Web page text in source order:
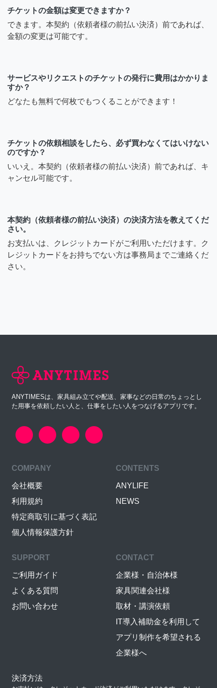
チケットの金額は変更できますか？
できます。本契約（依頼者様の前払い決済）前であれば、
金額の変更は可能です。
サービスやリクエストのチケットの発行に費用はかかりま
すか？
どなたも無料で何枚でもつくることができます！
チケットの依頼相談をしたら、必ず買わなくてはいけない
のですか？
いいえ。本契約（依頼者様の前払い決済）前であれば、キ
ャンセル可能です。
本契約（依頼者様の前払い決済）の決済方法を教えてくだ
さい。
お支払いは、クレジットカードがご利用いただけます。ク
レジットカードをお持ちでない方は事務局までご連絡くだ
さい。
ANYTIMESは、家具組み立てや配送、家事などの日常のちょっとし
た用事を依頼したい人と、仕事をしたい人をつなげるアプリです。
COMPANY
会社概要
利用規約
特定商取引に基づく表記
個人情報保護方針
CONTENTS
ANYLIFE
NEWS
SUPPORT
ご利用ガイド
よくある質問
お問い合わせ
CONTACT
企業様・自治体様
家具関連会社様
取材・講演依頼
IT導入補助金を利用して
アプリ制作を希望される
企業様へ
決済方法